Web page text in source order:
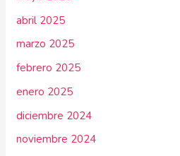
abril 2025
marzo 2025
febrero 2025
enero 2025
diciembre 2024
noviembre 2024